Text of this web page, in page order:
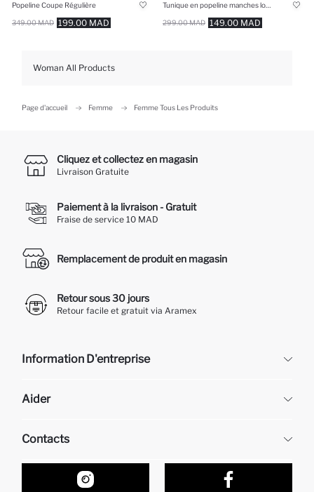
Popeline Coupe Régulière
199.00 MAD
349.00 MAD 149.00 MAD
299.00 MAD
Woman All Products
Page d'accueil Femme Femme Tous Les Produits
Cliquez et collectez en magasin
Livraison Gratuite
Paiement à la livraison - Gratuit
Fraise de service 10 MAD
Remplacement de produit en magasin
Retour sous 30 jours
Retour facile et gratuit via Aramex
Information D'entreprise
À propos de nous
Aider
Retour et changement
Suivi de la Commande
Comment acheter sur DeFacto ?
Contacts
Nos Magasins
Formulaire de contact